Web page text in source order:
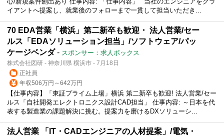
イアントへ提案し、就業後のフォローまで一貫して担当いただき...
70 EDA営業「横浜」第二新卒も歓迎・ 法人営業/セー
ルス「EDAソリューション担当」/ソフトウェア/パッ
ケージベンダ- スポンサー：求人ボックス
株式会社図研 - 神奈川県 横浜市 - 7月18日
正社員
年収506万円～642万円
【仕事内容】「東証プライム上場」横浜 第二新卒も歓迎! 法人営業/セー
ルス「自社開発エレクトロニクス設計CAD担当」 仕事内容: ～日本を代
表する製造業の課題解決に挑む。提案力を磨けるDXソリューシ...
法人営業 「IT・CADエンジニアの人材提案」/電気・